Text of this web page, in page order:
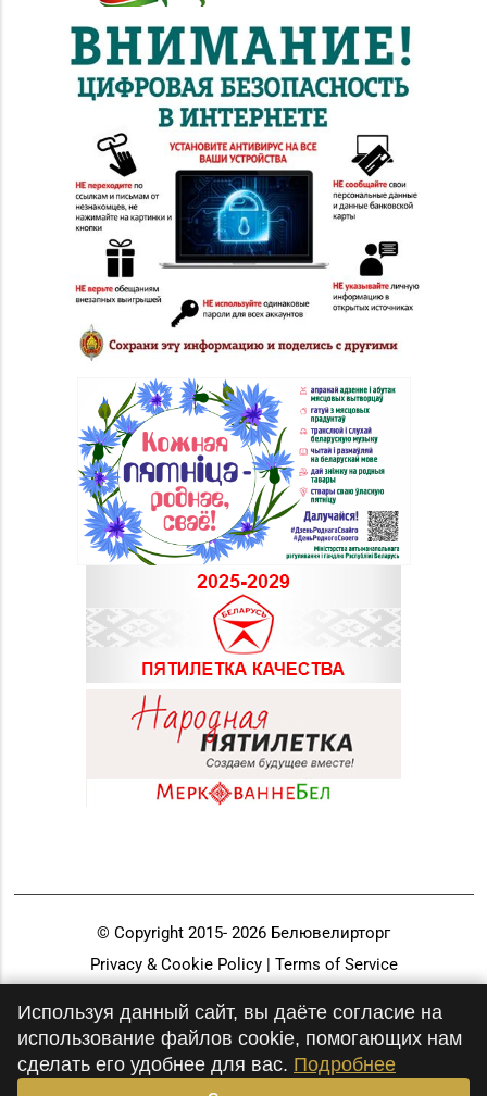
© Copyright 2015- 2026 Белювелирторг
Privacy & Cookie Policy | Terms of Service
Используя данный сайт, вы даёте согласие на
использование файлов cookie, помогающих нам
сделать его удобнее для вас. Подробнее